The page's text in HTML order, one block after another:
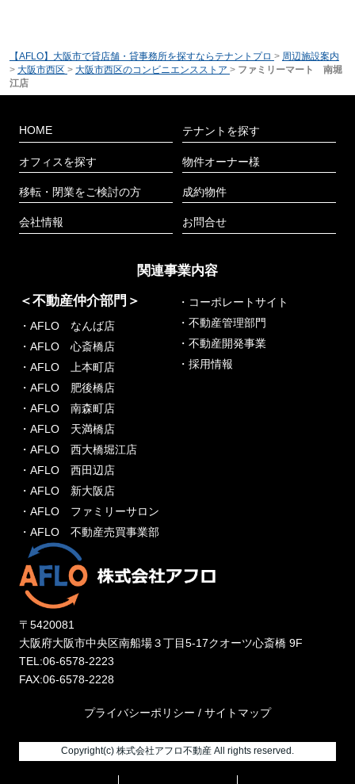
【AFLO】大阪市で貸店舗・貸事務所を探すならテナントプロ > 周辺施設案内
> 大阪市西区 > 大阪市西区のコンビニエンスストア > ファミリーマート 南堀
江店
HOME
オフィスを探す
移転・閉業をご検討の方
会社情報
テナントを探す
物件オーナー様
成約物件
お問合せ
関連事業内容
＜不動産仲介部門＞
・AFLO なんば店
・AFLO 心斎橋店
・AFLO 上本町店
・AFLO 肥後橋店
・AFLO 南森町店
・AFLO 天満橋店
・AFLO 西大橋堀江店
・AFLO 西田辺店
・AFLO 新大阪店
・AFLO ファミリーサロン
・AFLO 不動産売買事業部
・コーポレートサイト
・不動産管理部門
・不動産開発事業
・採用情報
〒5420081
大阪府大阪市中央区南船場３丁目5-17クオーツ心斎橋 9F
TEL:06-6578-2223
FAX:06-6578-2228
プライバシーポリシー / サイトマップ
Copyright(c) 株式会社アフロ不動産 All rights reserved.